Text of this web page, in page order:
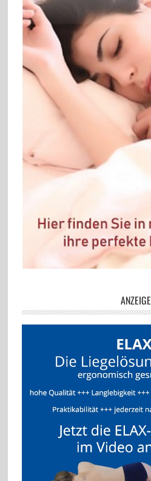
ANZEIGE